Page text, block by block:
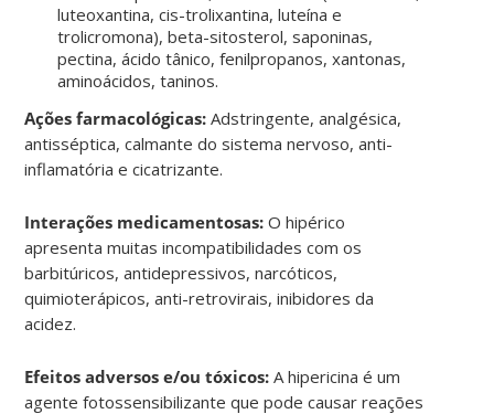
luteoxantina, cis-trolixantina, luteína e
trolicromona), beta-sitosterol, saponinas,
pectina, ácido tânico, fenilpropanos, xantonas,
aminoácidos, taninos.
Ações farmacológicas: Adstringente, analgésica,
antisséptica, calmante do sistema nervoso, anti-
inflamatória e cicatrizante.
Interações medicamentosas: O hipérico
apresenta muitas incompatibilidades com os
barbitúricos, antidepressivos, narcóticos,
quimioterápicos, anti-retrovirais, inibidores da
acidez.
Efeitos adversos e/ou tóxicos: A hipericina é um
agente fotossensibilizante que pode causar reações